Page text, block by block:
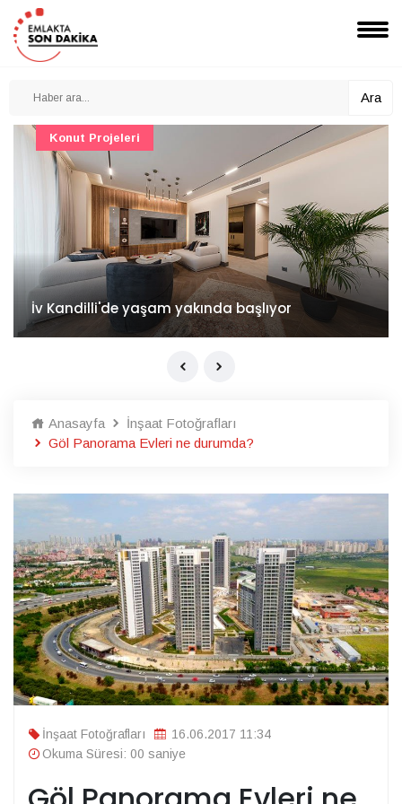
Ara
İv Kandilli'de yaşam yakında başlıyor
Konut Projeleri
Anasayfa
İnşaat Fotoğrafları
Göl Panorama Evleri ne durumda?
İnşaat Fotoğrafları
16.06.2017 11:34
Okuma Süresi: 00 saniye